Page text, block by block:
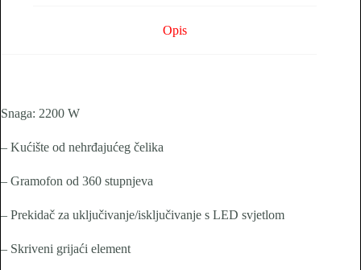
Opis
Snaga: 2200 W
– Kućište od nehrđajućeg čelika
– Gramofon od 360 stupnjeva
– Prekidač za uključivanje/isključivanje s LED svjetlom
– Skriveni grijaći element